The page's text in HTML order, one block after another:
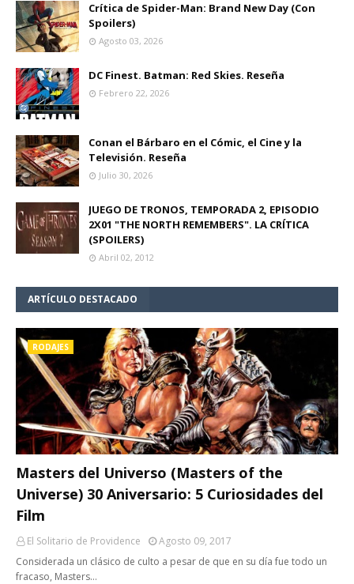
Crítica de Spider-Man: Brand New Day (Con
Spoilers)
Agosto 03, 2026
DC Finest. Batman: Red Skies. Reseña
Febrero 22, 2026
Conan el Bárbaro en el Cómic, el Cine y la
Televisión. Reseña
Julio 30, 2026
JUEGO DE TRONOS, TEMPORADA 2, EPISODIO
2X01 "THE NORTH REMEMBERS". LA CRÍTICA
(SPOILERS)
Abril 02, 2012
ARTÍCULO DESTACADO
RODAJES
Masters del Universo (Masters of the
Universe) 30 Aniversario: 5 Curiosidades del
Film
El Solitario de Providence
Agosto 09, 2017
Considerada un clásico de culto a pesar de que en su día fue todo un
fracaso, Masters…